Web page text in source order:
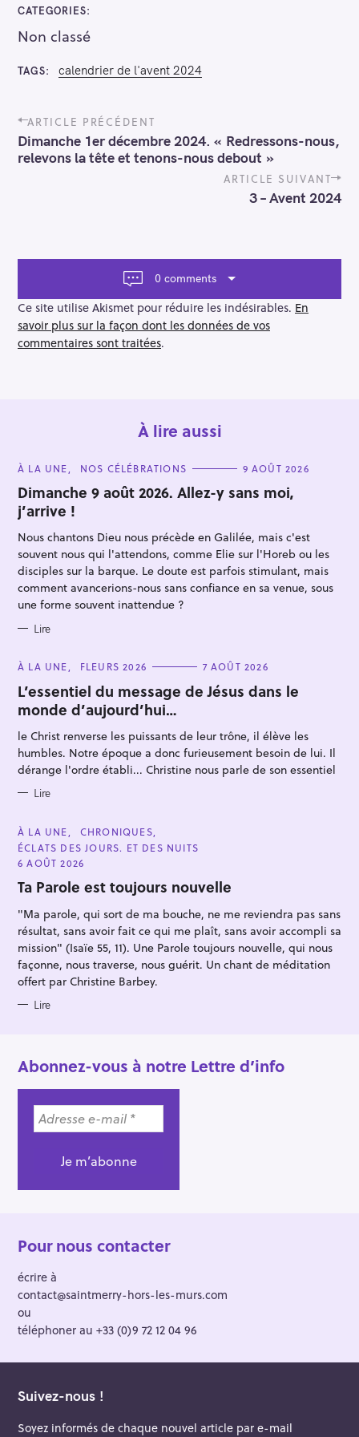
CATEGORIES
Non classé
TAGS calendrier de l'avent 2024
P
o
s
t
a
o
n
ARTICLE PRÉCÉDENT
Dimanche 1er décembre 2024. « Redressons-nous,
relevons la tête et tenons-nous debout »
ARTICLE SUIVANT
3 – Avent 2024
0 comments
Ce site utilise Akismet pour réduire les indésirables. En
savoir plus sur la façon dont les données de vos
commentaires sont traitées.
À lire aussi
C
T
E
G
O
R
I
E
S
À LA UNE NOS CÉLÉBRATIONS 9 AOÛT 2026
Dimanche 9 août 2026. Allez-y sans moi,
j’arrive !
Nous chantons Dieu nous précède en Galilée, mais c'est
souvent nous qui l'attendons, comme Elie sur l'Horeb ou les
disciples sur la barque. Le doute est parfois stimulant, mais
comment avancerions-nous sans confiance en sa venue, sous
une forme souvent inattendue ?
Lire
C
T
E
G
O
R
I
E
S
À LA UNE FLEURS 2026 7 AOÛT 2026
L’essentiel du message de Jésus dans le
monde d’aujourd’hui…
le Christ renverse les puissants de leur trône, il élève les
humbles. Notre époque a donc furieusement besoin de lui. Il
dérange l'ordre établi... Christine nous parle de son essentiel
Lire
C
A
T
E
O
R
E
À LA UNE
CHRONIQUES
ÉCLATS DES JOURS. ET DES NUITS
6 AOÛT 2026
Ta Parole est toujours nouvelle
"Ma parole, qui sort de ma bouche, ne me reviendra pas sans
résultat, sans avoir fait ce qui me plaît, sans avoir accompli sa
mission" (Isaïe 55, 11). Une Parole toujours nouvelle, qui nous
façonne, nous traverse, nous guérit. Un chant de méditation
offert par Christine Barbey.
Lire
Abonnez-vous à notre Lettre d’info
Pour nous contacter
écrire à
contact@saintmerry-hors-les-murs.com
ou
téléphoner au +33 (0)9 72 12 04 96
Suivez-nous !
Soyez informés de chaque nouvel article par e-mail
e
r